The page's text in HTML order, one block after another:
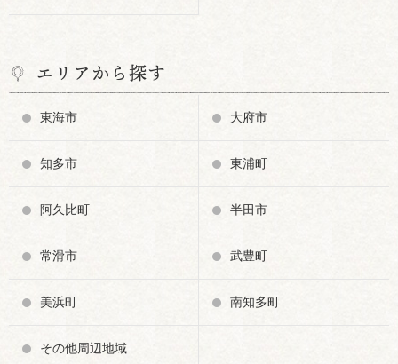
エリアから探す
東海市 大府市
知多市 東浦町
阿久比町 半田市
常滑市 武豊町
美浜町 南知多町
その他周辺地域